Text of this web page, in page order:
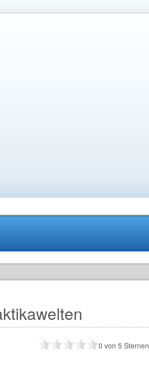
0 von 5 Sternen